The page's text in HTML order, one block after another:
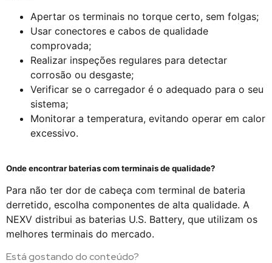
Apertar os terminais no torque certo, sem folgas;
Usar conectores e cabos de qualidade
comprovada;
Realizar inspeções regulares para detectar
corrosão ou desgaste;
Verificar se o carregador é o adequado para o seu
sistema;
Monitorar a temperatura, evitando operar em calor
excessivo.
Onde encontrar baterias com terminais de qualidade?
Para não ter dor de cabeça com terminal de bateria
derretido, escolha componentes de alta qualidade. A
NEXV distribui as baterias U.S. Battery, que utilizam os
melhores terminais do mercado.
Está gostando do conteúdo?